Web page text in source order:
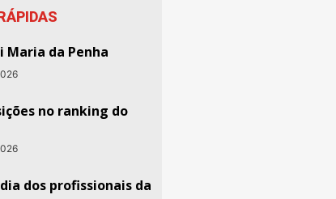
Maria da Penha
no ranking do
dos profissionais da